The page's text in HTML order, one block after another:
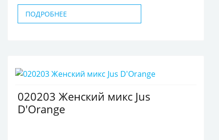
ПОДРОБНЕЕ
020203 Женский микс Jus
D'Orange